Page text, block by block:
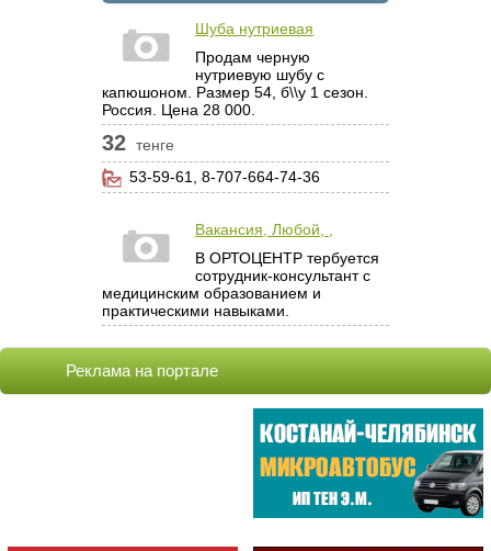
Шуба нутриевая
Продам черную
нутриевую шубу с
капюшоном. Размер 54, б\\у 1 сезон.
Россия. Цена 28 000.
32 тенге
53-59-61, 8-707-664-74-36
Вакансия, Любой, ,
В ОРТОЦЕНТР тербуется
сотрудник-консультант с
медицинским образованием и
практическими навыками.
Реклама на портале